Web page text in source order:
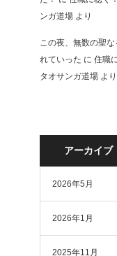
ンガ道場 より
この夜、無数の聖
れていった に 住職
タオサンガ道場 より
アーカイブ
2026年5月
2026年1月
2025年11月